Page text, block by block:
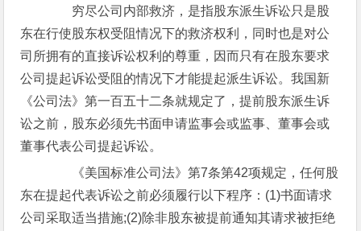
穷尽公司内部救济，是指股东派生诉讼只是股
东在行使股东权受阻情况下的救济权利，同时也是对公
司所拥有的直接诉讼权利的尊重，因而只有在股东要求
公司提起诉讼受阻的情况下才能提起派生诉讼。我国新
《公司法》第一百五十二条就规定了，提前股东派生诉
讼之前，股东必须先书面申请监事会或监事、董事会或
董事代表公司提起诉讼。
《美国标准公司法》第7条第42项规定，任何股
东在提起代表诉讼之前必须履行以下程序：(1)书面请求
公司采取适当措施;(2)除非股东被提前通知其请求被拒绝